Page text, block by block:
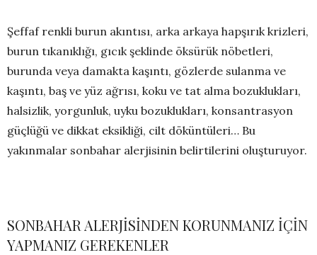
Şeffaf renkli burun akıntısı, arka arkaya hapşırık krizleri,
burun tıkanıklığı, gıcık şeklinde öksürük nöbetleri,
burunda veya damakta kaşıntı, gözlerde sulanma ve
kaşıntı, baş ve yüz ağrısı, koku ve tat alma bozuklukları,
halsizlik, yorgunluk, uyku bozuklukları, konsantrasyon
güçlüğü ve dikkat eksikliği, cilt döküntüleri… Bu
yakınmalar sonbahar alerjisinin belirtilerini oluşturuyor.
SONBAHAR ALERJİSİNDEN KORUNMANIZ İÇİN
YAPMANIZ GEREKENLER